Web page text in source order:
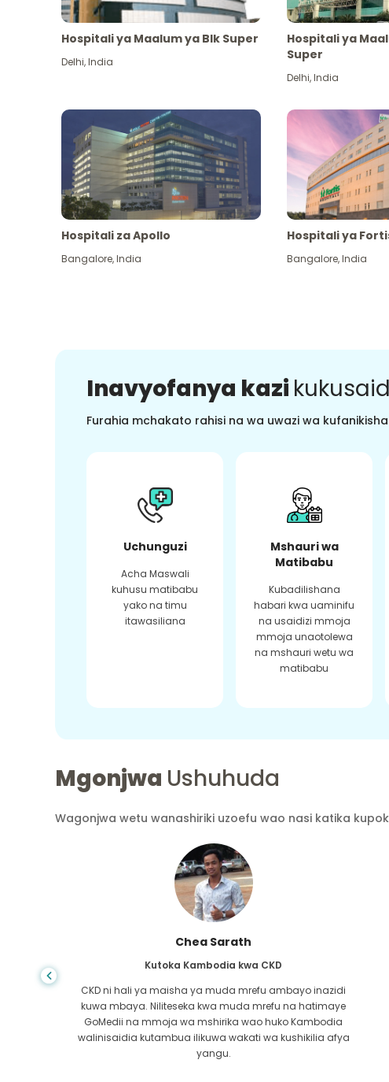
Hospitali ya Maalum ya Blk Super
Delhi,India
Hospitali ya
Super
Delhi,India
Hospitali za Apollo
Bangalore,India
Hospitali ya
Bangalore,India
Inavyofanya kazi
Furahia mchakato rahisi na wa uwazi wa
Uchunguzi
Acha Maswali
kuhusu matibabu
yako na timu
itawasiliana
Mshauri wa
Matibabu
Kubadilishana
habari kwa uaminifu
na usaidizi mmoja
mmoja unaotolewa
na mshauri wetu wa
matibabu
Mgonjwa Ushuhuda
Wagonjwa wetu wanashiriki uzoefu wao nasi katika
Arif Hafidh
Kutoka Bangladesh kwa Cirrhosis ya Ini
Huwezi jua maisha yanapokwenda kinyume,
nilipogundulika kuwa na ugonjwa wa ini, sikuwa na pa
kwenda. Pesa zangu zilikuwa kidogo na sikujua la
kufanya. Niliwasiliana na mshirika wa GoMedii huko
Bangladesh.